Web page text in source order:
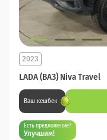
LADA (ВАЗ) Niva Travel
2023
Ваш кешбек
Есть предложение?
Улучшим!